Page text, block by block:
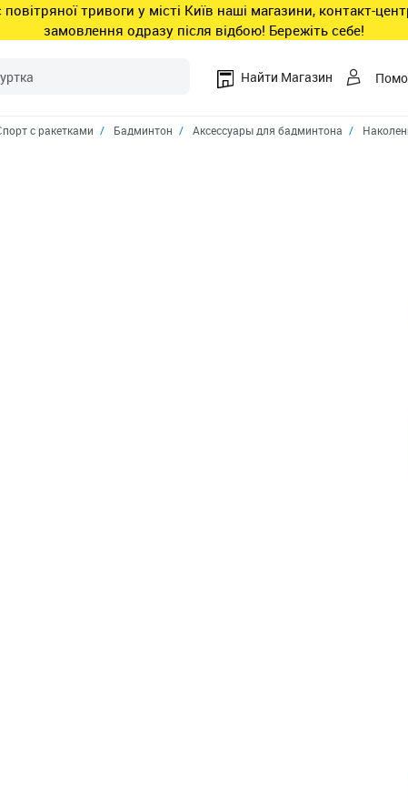
повітряної тривоги у місті Київ наші магазини, контакт-
замовлення одразу після відбою! Бережіть себе!
Найти Магазин
с ракетками Бадминтон Аксессуары для бадминтона